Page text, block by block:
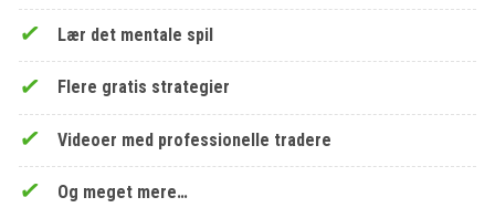
Lær det mentale spil
Flere gratis strategier
Videoer med professionelle tradere
Og meget mere…